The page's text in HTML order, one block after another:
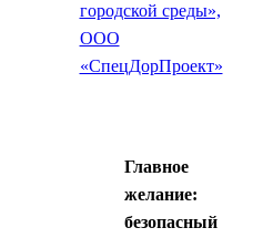
городской среды»,
ООО
«СпецДорПроект»
Главное
желание:
безопасный